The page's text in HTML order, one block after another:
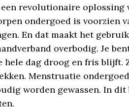
revolutionaire oplossing
ondergoed is voorzien
En dat maakt het
overbodig. Je
hele dag droog en fris blijft.
Menstruatie
worden gewassen. In